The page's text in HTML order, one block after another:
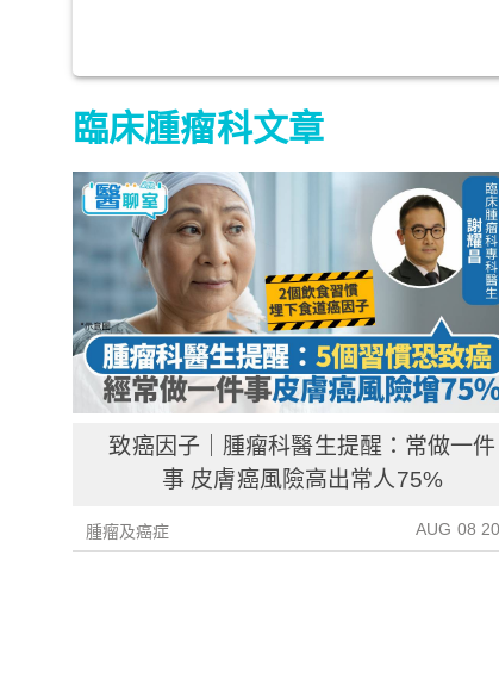
臨床腫瘤科文章
致癌因子｜腫瘤科醫生提醒：常做一件
事 皮膚癌風險高出常人75%
腫瘤及癌症 AUG 08